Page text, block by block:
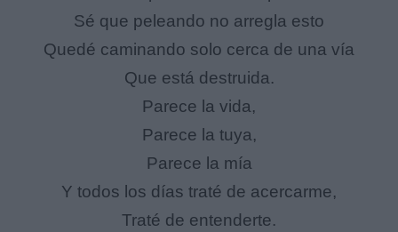
Sé que peleando no arregla esto
Quedé caminando solo cerca de una vía
Que está destruida.
Parece la vida,
Parece la tuya,
Parece la mía
Y todos los días traté de acercarme,
Traté de entenderte.